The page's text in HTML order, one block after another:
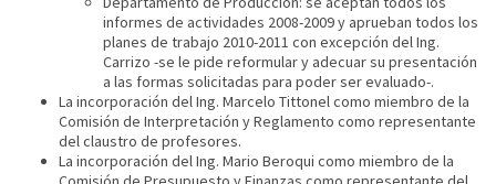
informes de actividades 2008-2009 y aprueban todos los
planes de trabajo 2010-2011 con excepción del Ing.
Carrizo -se le pide reformular y adecuar su presentación
a las formas solicitadas para poder ser evaluado-.
La incorporación del Ing. Marcelo Tittonel como miembro de la
Comisión de Interpretación y Reglamento como representante
del claustro de profesores.
La incorporación del Ing. Mario Beroqui como miembro de la